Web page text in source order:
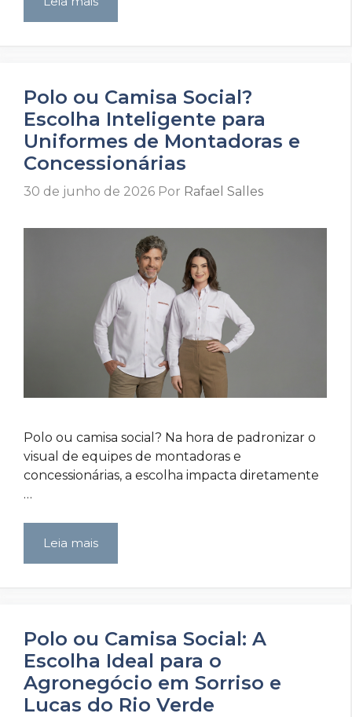
Polo ou Camisa Social?
Escolha Inteligente para
Uniformes de Montadoras e
Concessionárias
30 de junho de 2026 Por Rafael Salles
Polo ou camisa social? Na hora de padronizar o
visual de equipes de montadoras e
concessionárias, a escolha impacta diretamente
…
Leia mais
Polo ou Camisa Social: A
Escolha Ideal para o
Agronegócio em Sorriso e
Lucas do Rio Verde